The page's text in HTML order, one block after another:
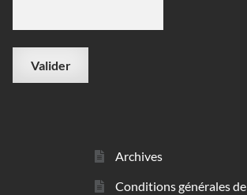
Archives
Conditions générales de